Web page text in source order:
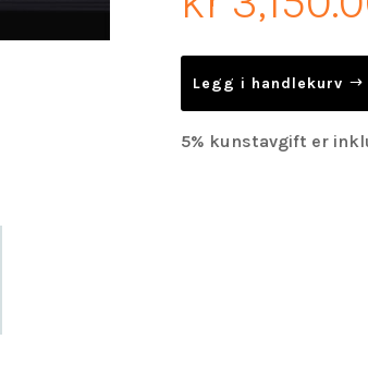
Legg i handlekurv
5% kunstavgift er